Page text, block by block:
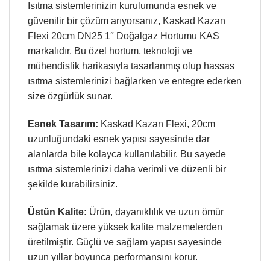
Isıtma sistemlerinizin kurulumunda esnek ve
güvenilir bir çözüm arıyorsanız, Kaskad Kazan
Flexi 20cm DN25 1″ Doğalgaz Hortumu KAS
markalıdır. Bu özel hortum, teknoloji ve
mühendislik harikasıyla tasarlanmış olup hassas
ısıtma sistemlerinizi bağlarken ve entegre ederken
size özgürlük sunar.
Esnek Tasarım: Kaskad Kazan Flexi, 20cm
uzunluğundaki esnek yapısı sayesinde dar
alanlarda bile kolayca kullanılabilir. Bu sayede
ısıtma sistemlerinizi daha verimli ve düzenli bir
şekilde kurabilirsiniz.
Üstün Kalite: Ürün, dayanıklılık ve uzun ömür
sağlamak üzere yüksek kalite malzemelerden
üretilmiştir. Güçlü ve sağlam yapısı sayesinde
uzun yıllar boyunca performansını korur.